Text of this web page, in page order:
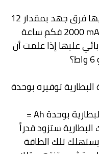
لنفرض أن هنالك بطارية كتب عليها فرق جهد بمقدار 12
2000فكم ساعة
عليها إذا علمت أن
توفيره بوحدة
بوحدةAh
=
تلك البطارية ستزود قدراً
واط لجهاز يستهلك تلك الطاقة